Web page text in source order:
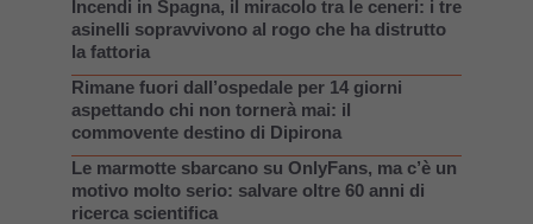
Incendi in Spagna, il miracolo tra le ceneri: i tre
asinelli sopravvivono al rogo che ha distrutto
la fattoria
Rimane fuori dall’ospedale per 14 giorni
aspettando chi non tornerà mai: il
commovente destino di Dipirona
Le marmotte sbarcano su OnlyFans, ma c’è un
motivo molto serio: salvare oltre 60 anni di
ricerca scientifica